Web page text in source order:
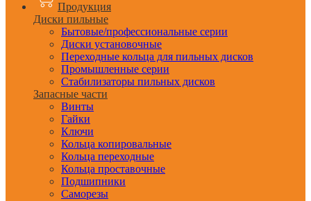
Продукция
Диски пильные
Бытовые/профессиональные серии
Диски установочные
Переходные кольца для пильных дисков
Промышленные серии
Стабилизаторы пильных дисков
Запасные части
Винты
Гайки
Ключи
Кольца копировальные
Кольца переходные
Кольца проставочные
Подшипники
Саморезы